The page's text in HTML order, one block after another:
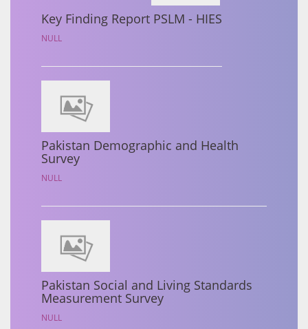
Key Finding Report PSLM - HIES
NULL
Pakistan Demographic and Health
Survey
NULL
Pakistan Social and Living Standards
Measurement Survey
NULL